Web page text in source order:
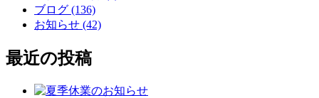
ブログ (136)
お知らせ (42)
最近の投稿